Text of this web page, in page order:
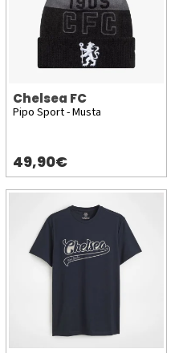
Chelsea FC
Pipo Sport - Musta
49,90€